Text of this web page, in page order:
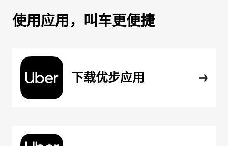
使用应用，叫车更便捷
下载优步应用